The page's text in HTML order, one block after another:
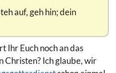
auf, geh hin; dein
Ihr Euch noch an das
Christen? Ich glaube, wir